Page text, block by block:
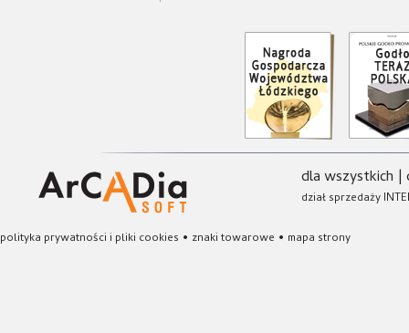
dla wszystkich |
dział sprzedaży
polityka prywatności i pliki cookies • znaki towarowe • mapa strony